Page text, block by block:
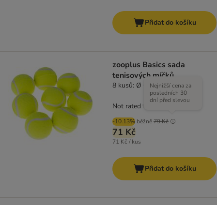
Přidat do košíku
zooplus Basics sada
tenisových míčků
8 kusů: Ø 6,3 cm
-10.13% běžně79 Kč
Nejnižší cena za
posledních 30
dní před slevou
71 Kč
71 Kč / kus
Not rated
Přidat do košíku